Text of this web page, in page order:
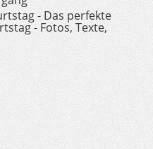
- Das perfekte
- Fotos, Texte,